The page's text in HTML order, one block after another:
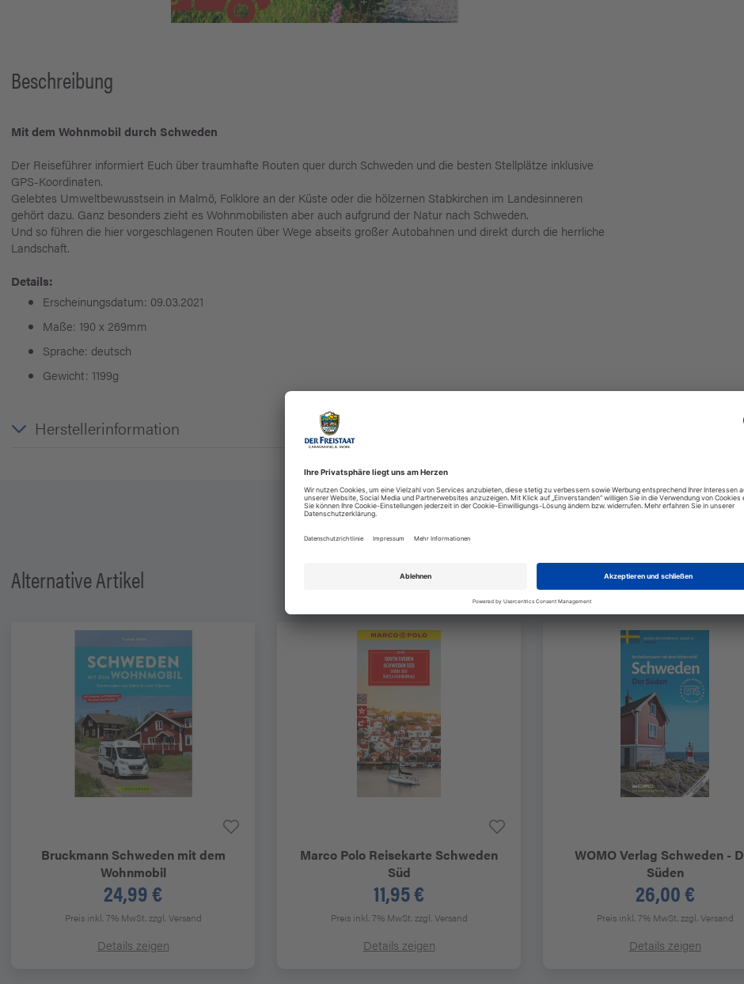
Beschreibung
Mit dem Wohnmobil durch Schweden
Der Reiseführer informiert Euch über traumhafte Routen quer durch Schweden und die besten Stellplätze inklusive
GPS-Koordinaten.
Gelebtes Umweltbewusstsein in Malmö, Folklore an der Küste oder die hölzernen Stabkirchen im Landesinneren
gehört dazu. Ganz besonders zieht es Wohnmobilisten aber auch aufgrund der Natur nach Schweden.
Und so führen die hier vorgeschlagenen Routen über Wege abseits großer Autobahnen und direkt durch die herrliche
Landschaft.
Details:
Erscheinungsdatum: 09.03.2021
Maße: 190 x 269mm
Sprache: deutsch
Gewicht: 1199g
Herstellerinformation
Alternative Artikel
BruckmannSchweden mit dem
Wohnmobil
24,99 €
Preis inkl. 7% MwSt.zzgl. Versand
Details zeigen
Marco Polo Reisekarte Schweden
Süd
11,95 €
Preis inkl. 7% MwSt.zzgl. Versand
Details zeigen
WOMO Verlag Schweden -
Süden
26,00 €
Preis inkl. 7% MwSt.zzgl. Versand
Details zeigen